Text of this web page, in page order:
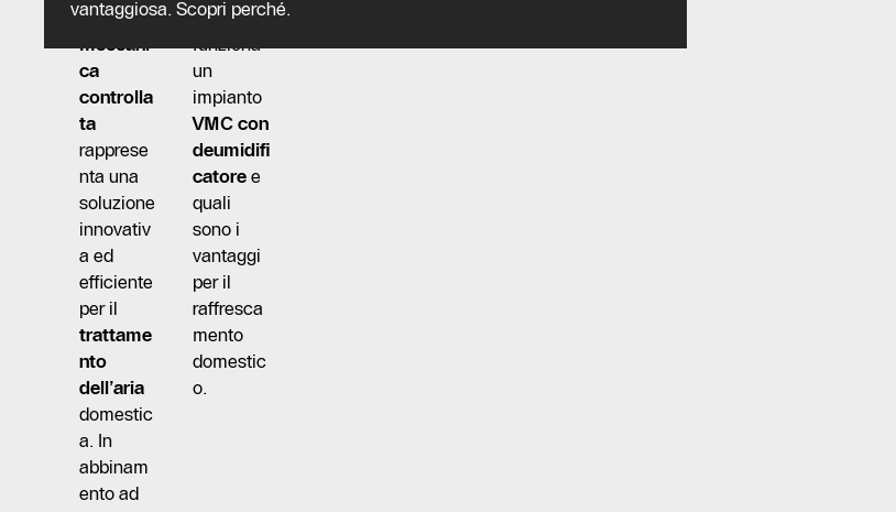
vantaggiosa. Scopri perché.
one
meccani
ca
controlla
ta
rapprese
nta una
soluzione
innovativ
a ed
efficiente
per il
trattame
nto
dell’aria
domestic
a. In
abbinam
ento ad
come
funziona
un
impianto
VMC con
deumidifi
catoree
quali
sono i
vantaggi
per il
raffresca
mento
domestic
o.